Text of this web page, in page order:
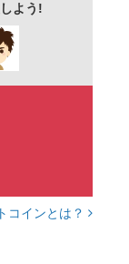
よう!
コインとは？